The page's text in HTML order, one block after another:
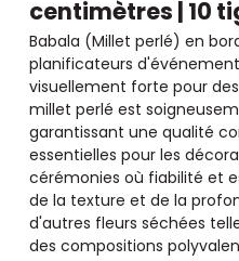
centimètres | 10
Babala (Millet perlé) en
planificateurs
visuellement forte pour
millet perlé est
garantissant une qualité
essentielles pour les
cérémonies où fiabilité et
de la texture et de la
d'autres fleurs séchées
des compositions